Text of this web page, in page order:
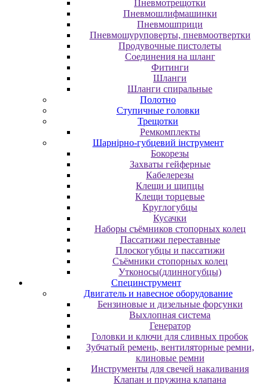
Пневмотрещотки
Пневмошлифмашинки
Пневмошприци
Пневмошуруповерты, пневмоотвертки
Продувочные пистолеты
Соединения на шланг
Фитинги
Шланги
Шланги спиральные
Полотно
Ступичные головки
Трещотки
Ремкомплекты
Шарнірно-губцевий інструмент
Бокорезы
Захваты гейферные
Кабелерезы
Клещи и щипцы
Клещи торцевые
Круглогубцы
Кусачки
Наборы съёмников стопорных колец
Пассатижи переставные
Плоскогубцы и пассатижи
Съёмники стопорных колец
Утконосы(длинногубцы)
Специнструмент
Двигатель и навесное оборудование
Бензиновые и дизельные форсунки
Выхлопная система
Генератор
Головки и ключи для сливных пробок
Зубчатый ремень, вентиляторные ремни,
клиновые ремни
Инструменты для свечей накаливания
Клапан и пружина клапана